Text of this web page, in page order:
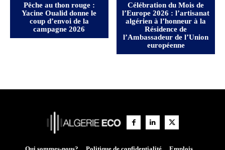
Pêche au thon rouge :
Yacine Oualid donne le
coup d’envoi de la
campagne 2026
Célébration du Mois de
l’Europe 2026 : l’artisanat
algérien à l’honneur à la
Résidence de
l’Ambassadeur de l’Union
européenne